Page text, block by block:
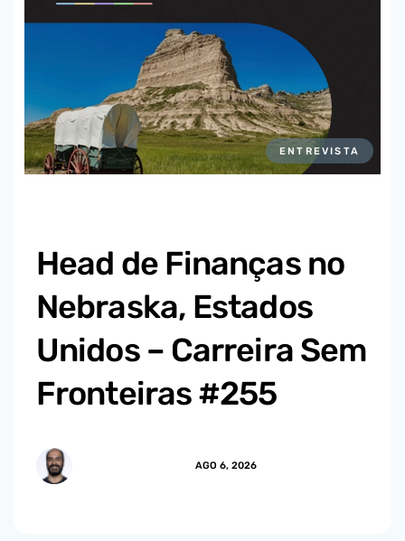
ENTREVISTA
Head de Finanças no
Nebraska, Estados
Unidos – Carreira Sem
Fronteiras #255
AGO 6, 2026